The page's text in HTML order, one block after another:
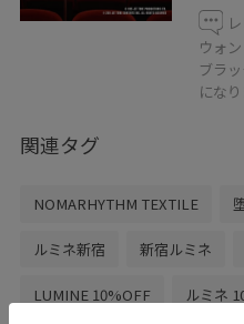
ウォ
ブラ
になり
関連タグ
NOMARHYTHM TEXTILE
ルミネ新宿 新宿ルミネ
LUMINE 10%OFF ルミネ